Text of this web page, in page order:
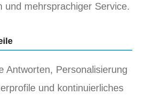
und mehrsprachiger Service.
Antworten, Personalisierung
und kontinuierliches